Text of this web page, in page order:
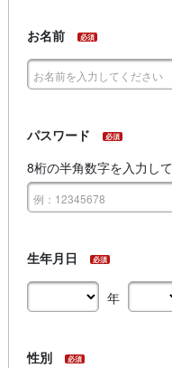
お名前 必須
パスワード 必須
8桁の半角数字を入力し
生年月日 必須
年
性別 必須